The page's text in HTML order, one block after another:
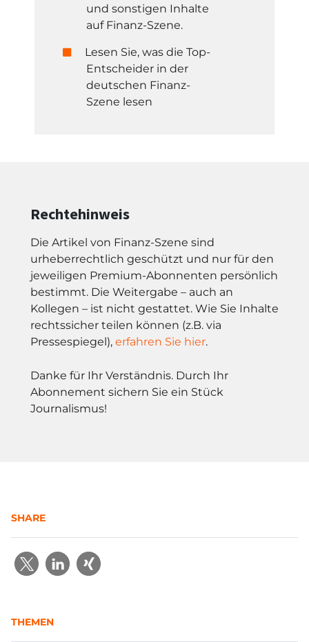
und sonstigen Inhalte
auf Finanz-Szene.
Lesen Sie, was die Top-
Entscheider in der
deutschen Finanz-
Szene lesen
Rechtehinweis
Die Artikel von Finanz-Szene sind
urheberrechtlich geschützt und nur für den
jeweiligen Premium-Abonnenten persönlich
bestimmt. Die Weitergabe – auch an
Kollegen – ist nicht gestattet. Wie Sie Inhalte
rechtssicher teilen können (z.B. via
Pressespiegel), erfahren Sie hier.
Danke für Ihr Verständnis. Durch Ihr
Abonnement sichern Sie ein Stück
Journalismus!
SHARE
THEMEN